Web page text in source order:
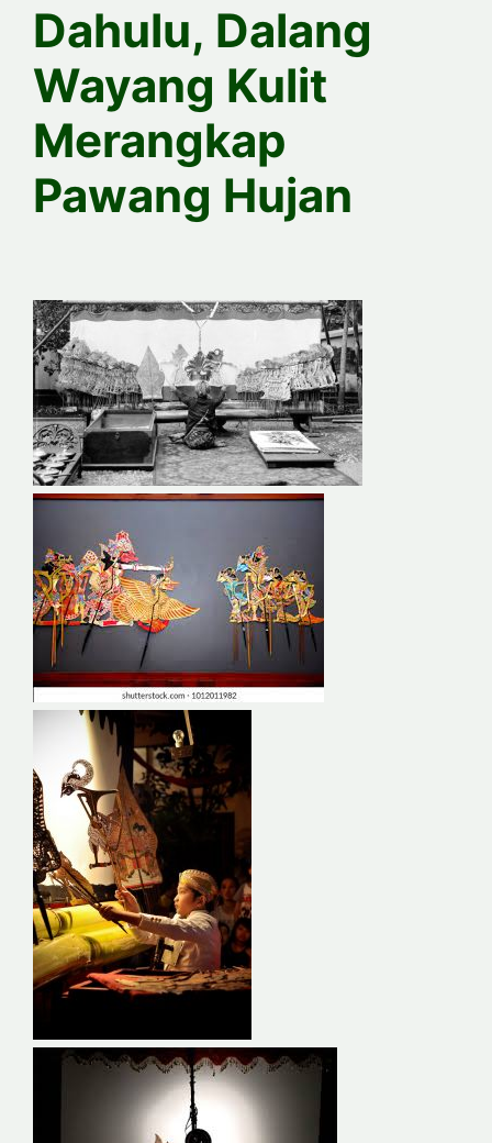
Dahulu, Dalang
Wayang Kulit
Merangkap
Pawang Hujan